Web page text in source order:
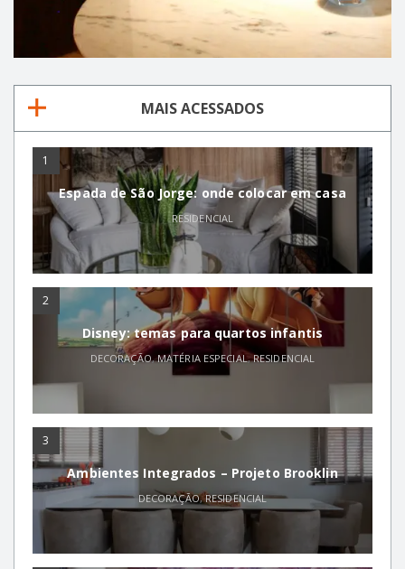
MAIS ACESSADOS
1
Espada de São Jorge: onde colocar em casa
RESIDENCIAL
2
Disney: temas para quartos infantis
DECORAÇÃO,MATÉRIA ESPECIAL,RESIDENCIAL
3
Ambientes Integrados – Projeto Brooklin
DECORAÇÃO,RESIDENCIAL